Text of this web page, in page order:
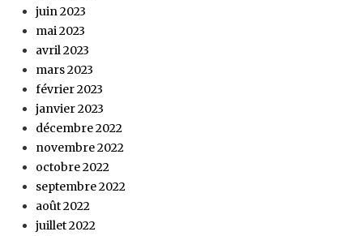
juin 2023
mai 2023
avril 2023
mars 2023
février 2023
janvier 2023
décembre 2022
novembre 2022
octobre 2022
septembre 2022
août 2022
juillet 2022